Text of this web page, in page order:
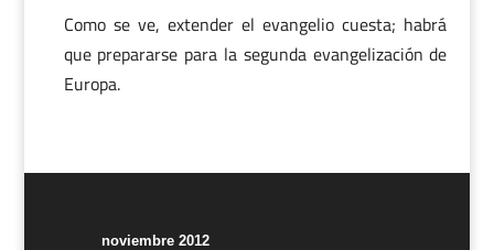
Como se ve, extender el evangelio cuesta; habrá
que prepararse para la segunda evangelización de
Europa.
noviembre 2012